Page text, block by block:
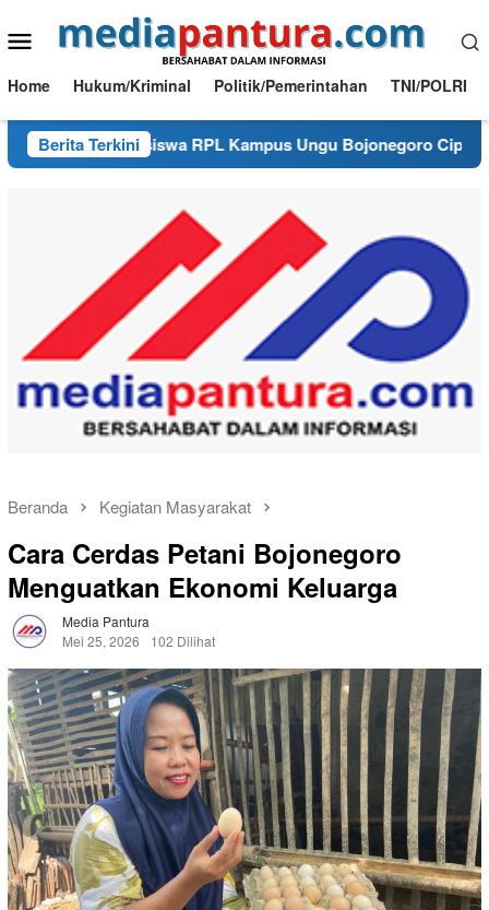
ke
Menu
Mobile
Home Hukum/Kriminal Politik/Pemerintahan TNI/POLRI
Berita Terkini
Mahasiswa RPL Kampus Ungu Bojonegoro Ciptakan
Beranda Kegiatan Masyarakat
Cara Cerdas Petani Bojonegoro
Menguatkan Ekonomi Keluarga
Media Pantura
Mei 25, 2026
102 Dilihat